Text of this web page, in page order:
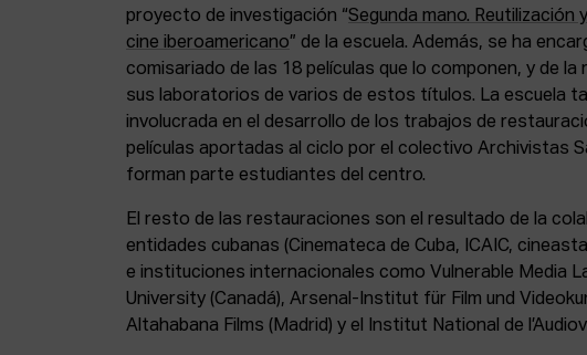
proyecto de investigación “Segunda mano. Reutilización
cine iberoamericano” de la escuela. Además, se ha
comisariado de las 18 películas que lo componen, y de la
sus laboratorios de varios de estos títulos. La escuela
involucrada en el desarrollo de los trabajos de
películas aportadas al ciclo por el colectivo Archivistas
forman parte estudiantes del centro.
El resto de las restauraciones son el resultado de la
entidades cubanas (Cinemateca de Cuba, ICAIC,
e instituciones internacionales como Vulnerable Media
University (Canadá), Arsenal-Institut für Film und
Altahabana Films (Madrid) y el Institut National de